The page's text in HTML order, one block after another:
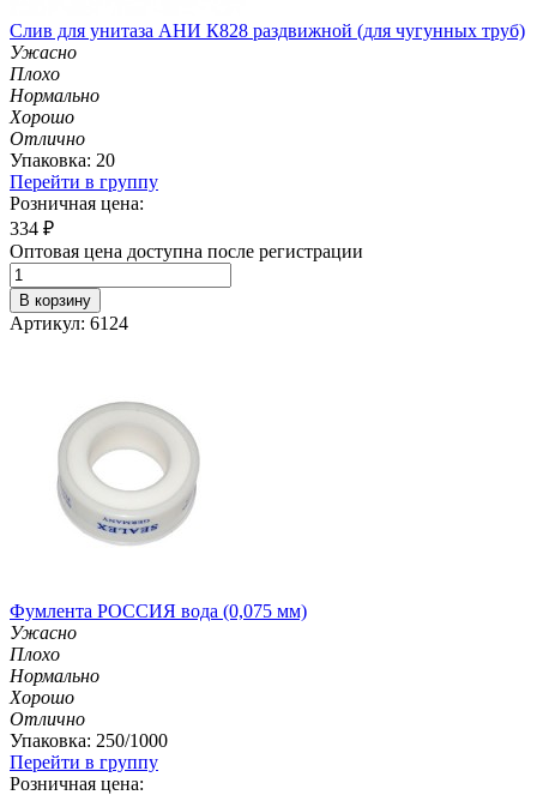
Слив для унитаза АНИ К828 раздвижной (для чугунных труб)
Ужасно
Плохо
Нормально
Хорошо
Отлично
Упаковка: 20
Перейти в группу
Розничная цена:
334 ₽
Оптовая цена доступна после регистрации
В корзину
Артикул: 6124
Фумлента РОССИЯ вода (0,075 мм)
Ужасно
Плохо
Нормально
Хорошо
Отлично
Упаковка: 250/1000
Перейти в группу
Розничная цена: